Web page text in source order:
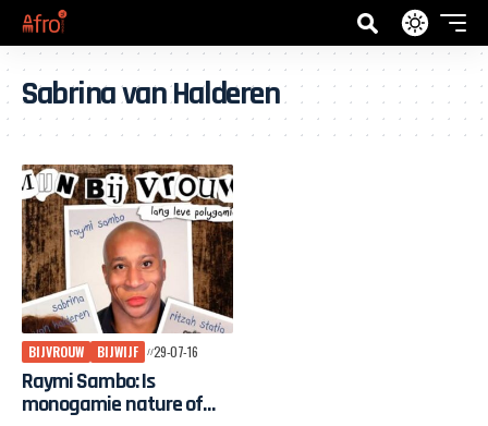
Sabrina van Halderen
BIJVROUW BIJWIJF 29-07-16
Raymi Sambo: Is
monogamie nature of